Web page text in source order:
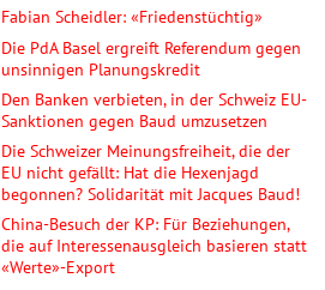
Fabian Scheidler: «Friedenstüchtig»
Die PdA Basel ergreift Referendum gegen
unsinnigen Planungskredit
Den Banken verbieten, in der Schweiz EU-
Sanktionen gegen Baud umzusetzen
Die Schweizer Meinungsfreiheit, die der
EU nicht gefällt: Hat die Hexenjagd
begonnen? Solidarität mit Jacques Baud!
China-Besuch der KP: Für Beziehungen,
die auf Interessenausgleich basieren statt
«Werte»-Export